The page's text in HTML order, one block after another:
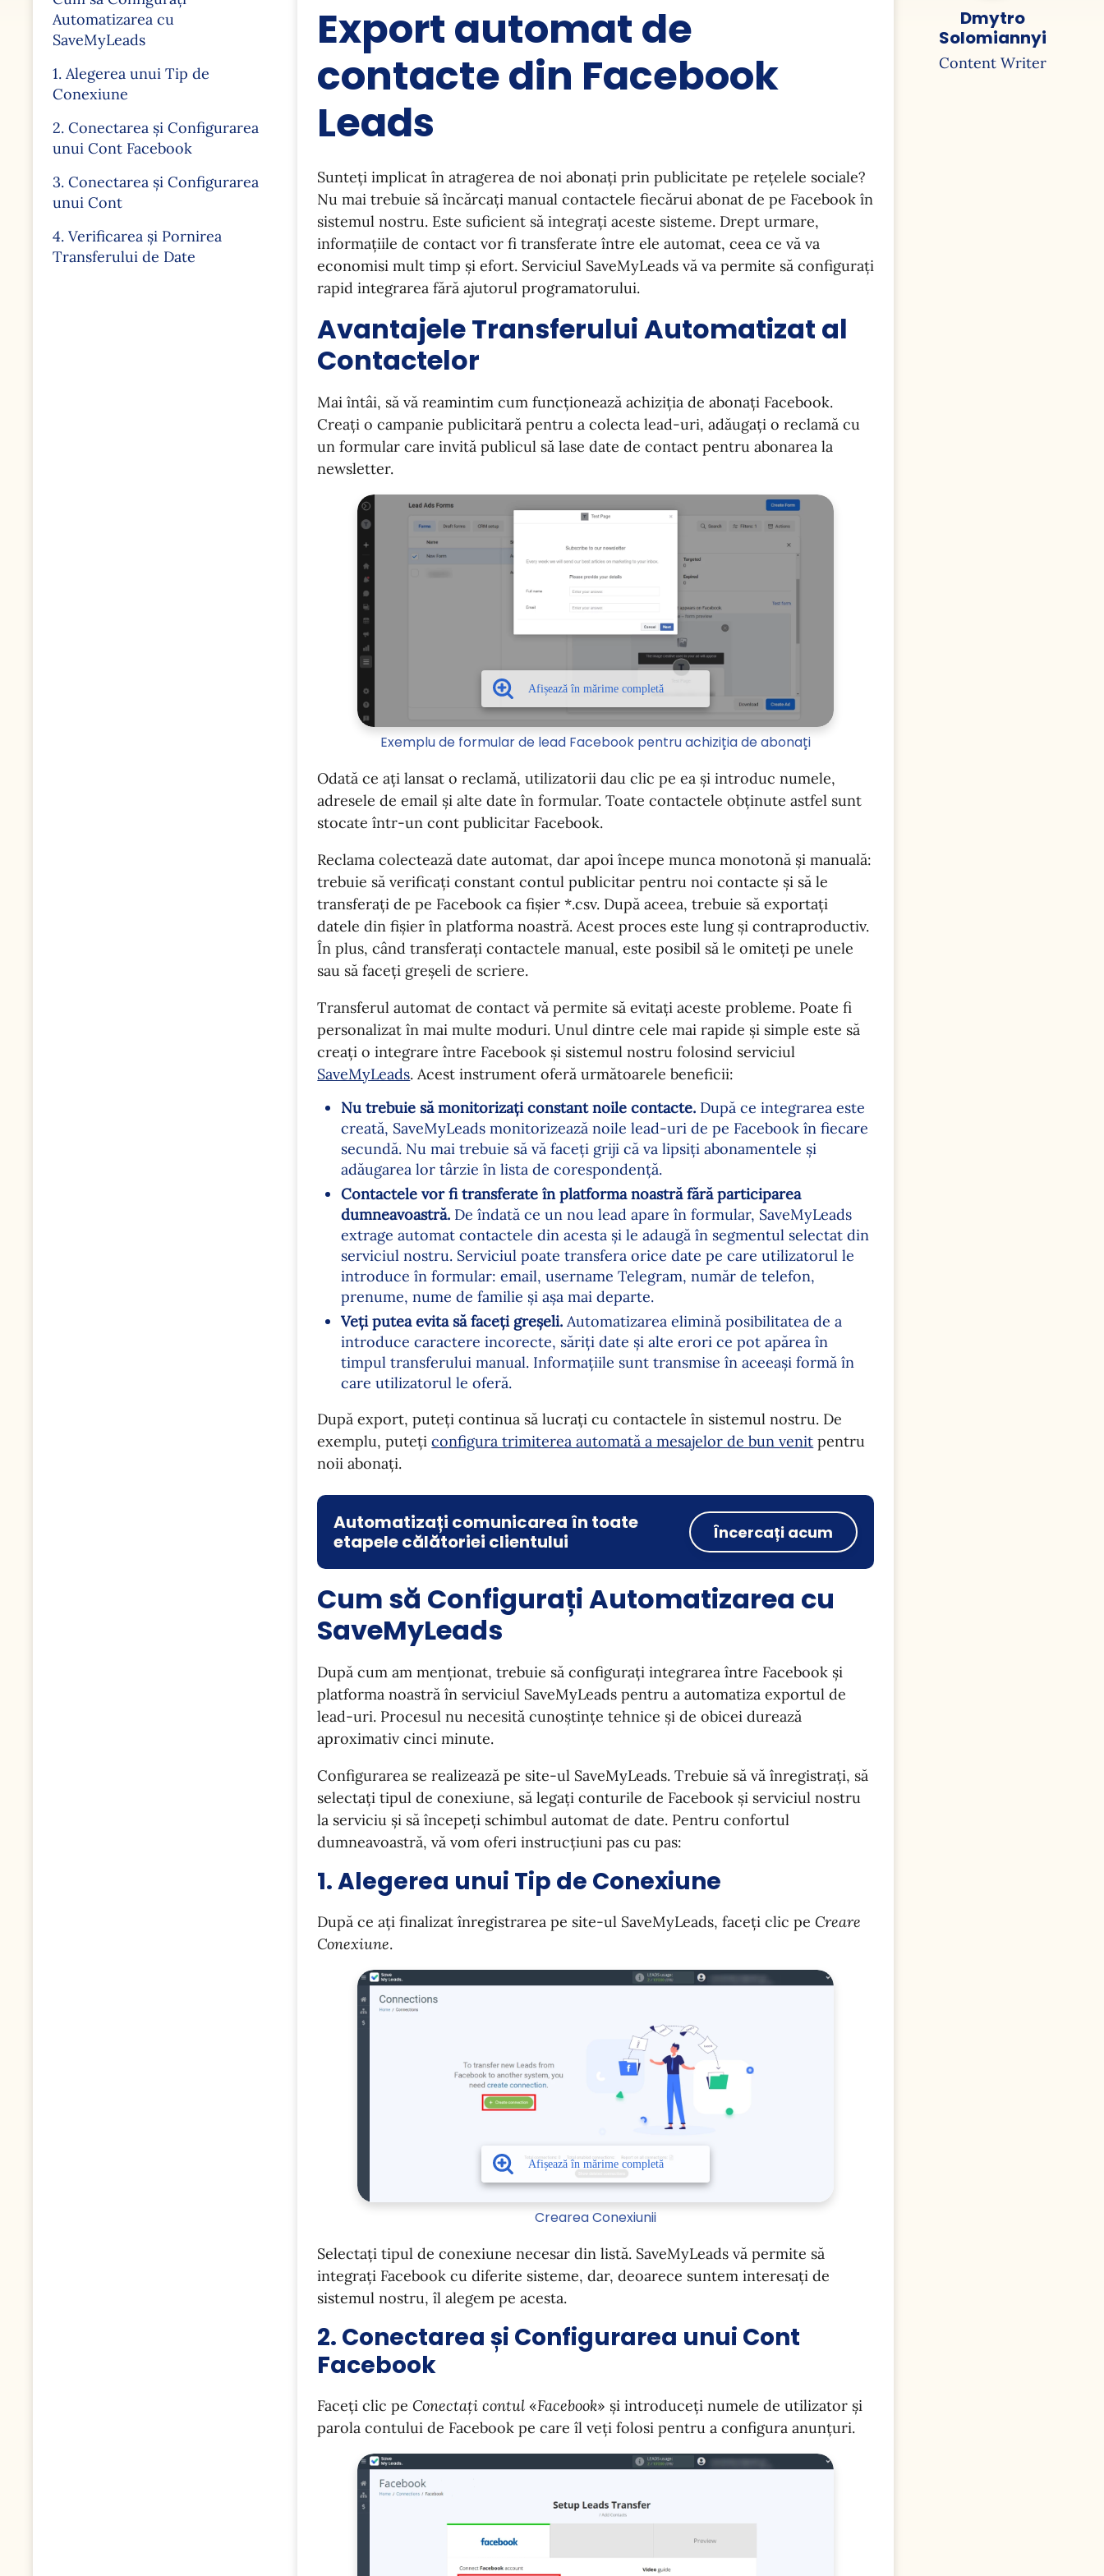
Automatizarea cu
SaveMyLeads
1. Alegerea unui Tip de
Conexiune
2. Conectarea și Configurarea
unui Cont Facebook
3. Conectarea și Configurarea
unui Cont
4. Verificarea și Pornirea
Transferului de Date
Export automat de
contacte din Facebook
Leads
Sunteți implicat în atragerea de noi abonați prin publicitate pe rețelele sociale?
Nu mai trebuie să încărcați manual contactele fiecărui abonat de pe Facebook în
sistemul nostru. Este suficient să integrați aceste sisteme. Drept urmare,
informațiile de contact vor fi transferate între ele automat, ceea ce vă va
economisi mult timp și efort. Serviciul SaveMyLeads vă va permite să configurați
rapid integrarea fără ajutorul programatorului.
Avantajele Transferului Automatizat al
Contactelor
Mai întâi, să vă reamintim cum funcționează achiziția de abonați Facebook.
Creați o campanie publicitară pentru a colecta lead-uri, adăugați o reclamă cu
un formular care invită publicul să lase date de contact pentru abonarea la
newsletter.
Exemplu de formular de lead Facebook pentru achiziția de abonați
Odată ce ați lansat o reclamă, utilizatorii dau clic pe ea și introduc numele,
adresele de email și alte date în formular. Toate contactele obținute astfel sunt
stocate într-un cont publicitar Facebook.
Reclama colectează date automat, dar apoi începe munca monotonă și manuală:
trebuie să verificați constant contul publicitar pentru noi contacte și să le
transferați de pe Facebook ca fișier *.csv. După aceea, trebuie să exportați
datele din fișier în platforma noastră. Acest proces este lung și contraproductiv.
În plus, când transferați contactele manual, este posibil să le omiteți pe unele
sau să faceți greșeli de scriere.
Transferul automat de contact vă permite să evitați aceste probleme. Poate fi
personalizat în mai multe moduri. Unul dintre cele mai rapide și simple este să
creați o integrare între Facebook și sistemul nostru folosind serviciul
SaveMyLeads. Acest instrument oferă următoarele beneficii:
Nu trebuie să monitorizați constant noile contacte. După ce integrarea este
creată, SaveMyLeads monitorizează noile lead-uri de pe Facebook în fiecare
secundă. Nu mai trebuie să vă faceți griji că va lipsiți abonamentele și
adăugarea lor târzie în lista de corespondență.
Contactele vor fi transferate în platforma noastră fără participarea
dumneavoastră. De îndată ce un nou lead apare în formular, SaveMyLeads
extrage automat contactele din acesta și le adaugă în segmentul selectat din
serviciul nostru. Serviciul poate transfera orice date pe care utilizatorul le
introduce în formular: email, username Telegram, număr de telefon,
prenume, nume de familie și așa mai departe.
Veți putea evita să faceți greșeli. Automatizarea elimină posibilitatea de a
introduce caractere incorecte, săriți date și alte erori ce pot apărea în
timpul transferului manual. Informațiile sunt transmise în aceeași formă în
care utilizatorul le oferă.
După export, puteți continua să lucrați cu contactele în sistemul nostru. De
exemplu, putețiconfigura trimiterea automată a mesajelor de bun venit pentru
noii abonați.
Automatizați comunicarea în toate
etapele călătoriei clientului
Încercați acum
Cum să Configurați Automatizarea cu
SaveMyLeads
După cum am menționat, trebuie să configurați integrarea între Facebook și
platforma noastră în serviciul SaveMyLeads pentru a automatiza exportul de
lead-uri. Procesul nu necesită cunoștințe tehnice și de obicei durează
aproximativ cinci minute.
Configurarea se realizează pe site-ul SaveMyLeads. Trebuie să vă înregistrați, să
selectați tipul de conexiune, să legați conturile de Facebook și serviciul nostru
la serviciu și să începeți schimbul automat de date. Pentru confortul
dumneavoastră, vă vom oferi instrucțiuni pas cu pas:
1. Alegerea unui Tip de Conexiune
După ce ați finalizat înregistrarea pe site-ul SaveMyLeads, faceți clic pe Creare
Conexiune.
Crearea Conexiunii
Selectați tipul de conexiune necesar din listă. SaveMyLeads vă permite să
integrați Facebook cu diferite sisteme, dar, deoarece suntem interesați de
sistemul nostru, îl alegem pe acesta.
2. Conectarea și Configurarea unui Cont
Facebook
Faceți clic pe Conectați contul «Facebook» și introduceți numele de utilizator și
parola contului de Facebook pe care îl veți folosi pentru a configura anunțuri.
Dmytro
Solomiannyi
Content Writer